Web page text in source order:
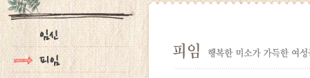
찾아오시는길
갱년기 및 폐경
여성성형